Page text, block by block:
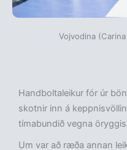
Vojvodina
Handboltaleikur fór úr
skotnir inn á
tímabundið vegna
Um var að ræða annan